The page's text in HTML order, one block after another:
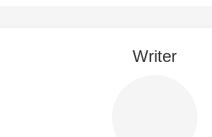
Writer